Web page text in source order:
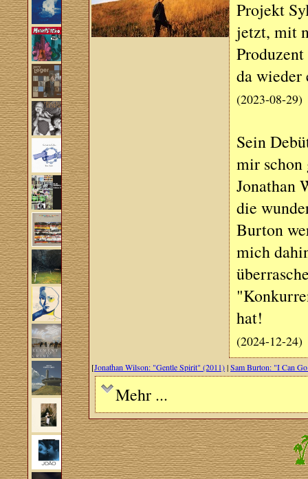
Projekt
jetzt, mit
da wieder
(2023-08-29)
Sein
mir
Jonathan
die
Burton
mich
hat!
(2024-12-24)
[Jonathan Wilson: "Gentle Spirit" (2011)|Sam Burton: "I Can
Mehr ...